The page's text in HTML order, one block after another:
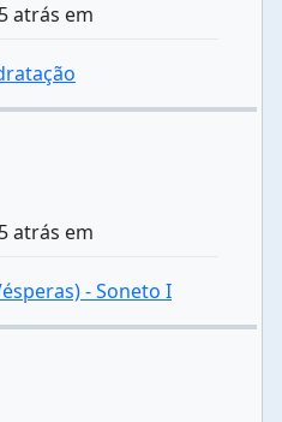
atrás em
atrás em
- Soneto I